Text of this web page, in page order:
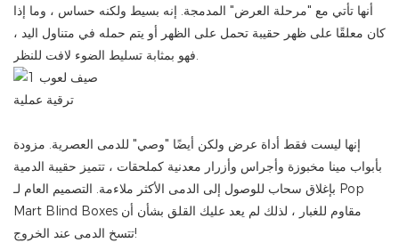
أنها تأتي مع "مرحلة العرض" المدمجة. إنه بسيط ولكنه حساس ، وما إذا
كان معلقًا على ظهر حقيبة تحمل على الظهر أو يتم حمله في متناول اليد ،
فهو بمثابة تسليط الضوء لافت للنظر.
ترقية عملية
إنها ليست فقط أداة عرض ولكن أيضًا "وصي" للدمى العصرية. مزودة
بأبواب مينا مخبوزة وأجراس وأزرار معدنية كملحقات ، تتميز حقيبة الدمية
بإغلاق سحاب للوصول إلى الدمى الأكثر ملاءمة. التصميم العام لـ Pop
Mart Blind Boxes مقاوم للغبار ، لذلك لم يعد عليك القلق بشأن أن
تتسخ الدمى عند الخروج!